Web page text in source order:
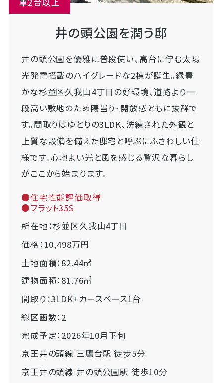
井の頭公園を潤う邸
井の頭公園を優雅に普段使い、高台に佇む太陽
光発電搭載のハイグレードな2棟が誕生。緑豊
かな杉並区久我山4丁目の好環境、道路より一
段高い敷地のため陽当り・開放感ともに抜群で
す。間取りはゆとりの3LDK、洗練された外観と
上質な設備を備えた邸宅と呼ぶにふさわしい仕
様です。心地よい光と風を感じる贅沢な暮らし
がここから始まります。
●住宅性能評価取得
●フラット35S
所在地：杉並区久我山4丁目
価格：10,498万円
土地面積：82.44㎡
建物面積：81.76㎡
間取り：3LDK+カースペース1台
総区画数：2
完成予定：2026年10月下旬
京王井の頭線 三鷹台駅 徒歩5分
京王井の頭線 井の頭公園駅 徒歩10分